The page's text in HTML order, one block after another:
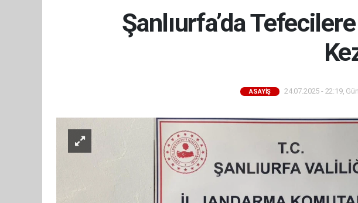
Şanlıurfa’da
ASAYIŞ 24.07.2025 - 22:19,